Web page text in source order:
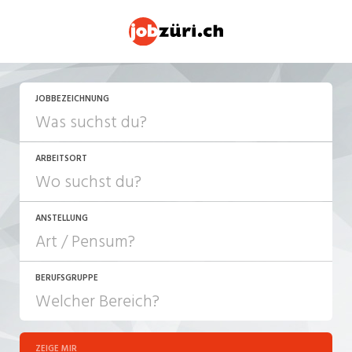
JOBBEZEICHNUNG
ARBEITSORT
ANSTELLUNG
JOB-TYP
Festanstellung
BERUFSGRUPPE
ZEIGE MIR